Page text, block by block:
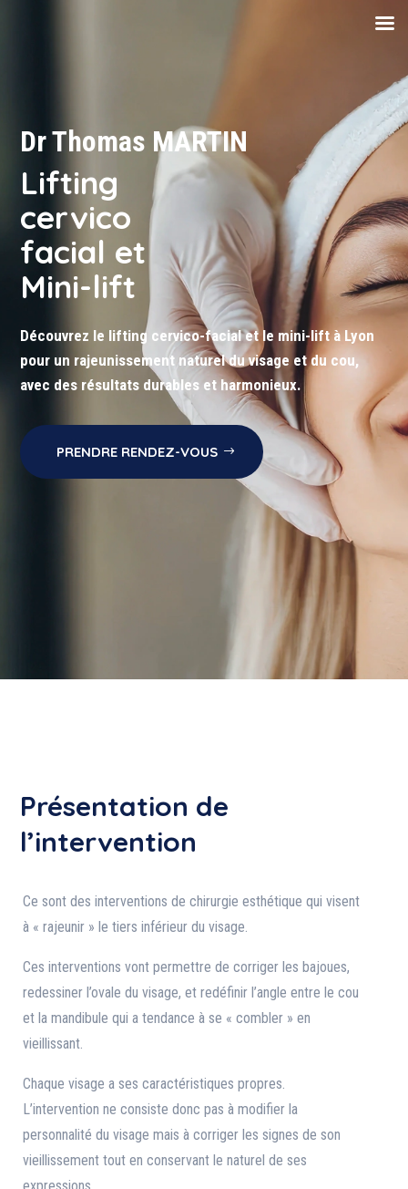
Dr Thomas MARTIN
Lifting
cervico
facial et
Mini-lift
Découvrez le lifting cervico-facial et le mini-lift à Lyon
pour un rajeunissement naturel du visage et du cou,
avec des résultats durables et harmonieux.
PRENDRE RENDEZ-VOUS
Présentation de
l’intervention
Ce sont des interventions de chirurgie esthétique qui visent
à « rajeunir » le tiers inférieur du visage.
Ces interventions vont permettre de corriger les bajoues,
redessiner l’ovale du visage, et redéfinir l’angle entre le cou
et la mandibule qui a tendance à se « combler » en
vieillissant.
Chaque visage a ses caractéristiques propres.
L’intervention ne consiste donc pas à modifier la
personnalité du visage mais à corriger les signes de son
vieillissement tout en conservant le naturel de ses